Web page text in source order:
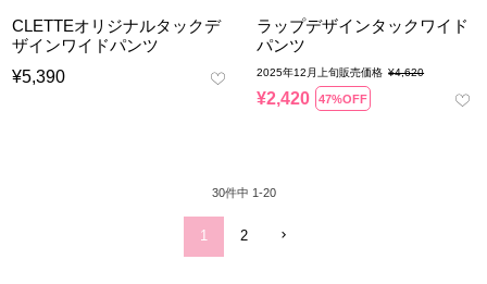
CLETTEオリジナルタックデ
ザインワイドパンツ
¥5,390
ラップデザインタックワイド
パンツ
2025年12月上旬販売価格 ¥4,620
¥2,420 47%OFF
30件中 1-20
1 2